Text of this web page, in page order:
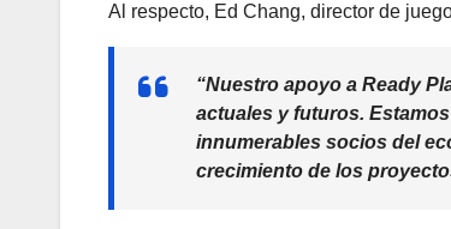
Al respecto, Ed Chang, director de
“Nuestro apoyo a Ready
actuales y futuros.
innumerables socios del
crecimiento de los